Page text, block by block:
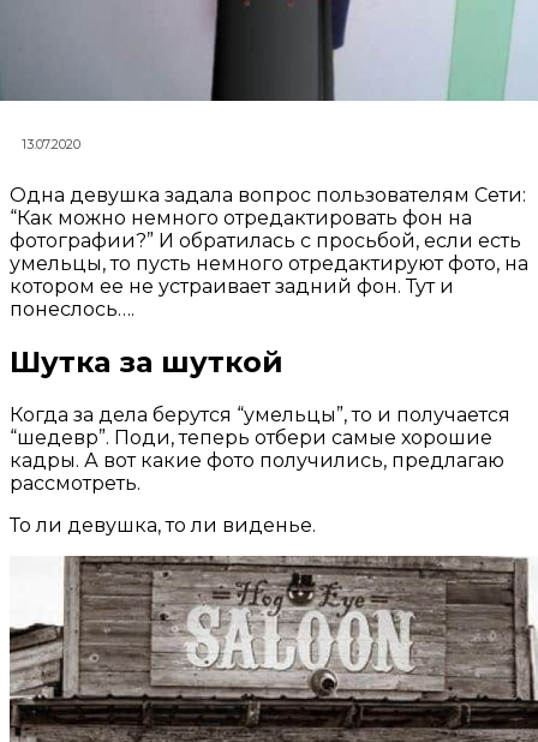
13.07.2020
Одна девушка задала вопрос пользователям Сети:
“Как можно немного отредактировать фон на
фотографии?” И обратилась с просьбой, если есть
умельцы, то пусть немного отредактируют фото, на
котором ее не устраивает задний фон. Тут и
понеслось….
Шутка за шуткой
Когда за дела берутся “умельцы”, то и получается
“шедевр”. Поди, теперь отбери самые хорошие
кадры. А вот какие фото получились, предлагаю
рассмотреть.
То ли девушка, то ли виденье.